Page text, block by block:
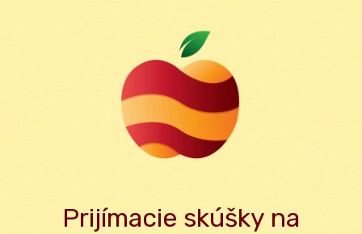
Prijímacie skúšky na